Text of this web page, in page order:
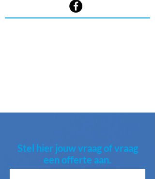
Stel hier jouw vraag of vraag
een offerte aan.